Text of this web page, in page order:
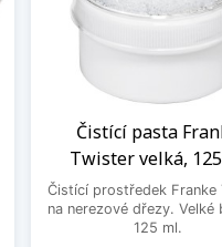
Čistící pasta
Twister velká,
Čistící prostředek Franke
na nerezové dřezy. Velké
125 ml.